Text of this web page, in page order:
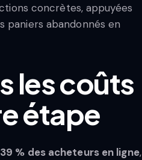
concrètes, appuyées
paniers abandonnés en
les coûts
étape
39 % des acheteurs en ligne,